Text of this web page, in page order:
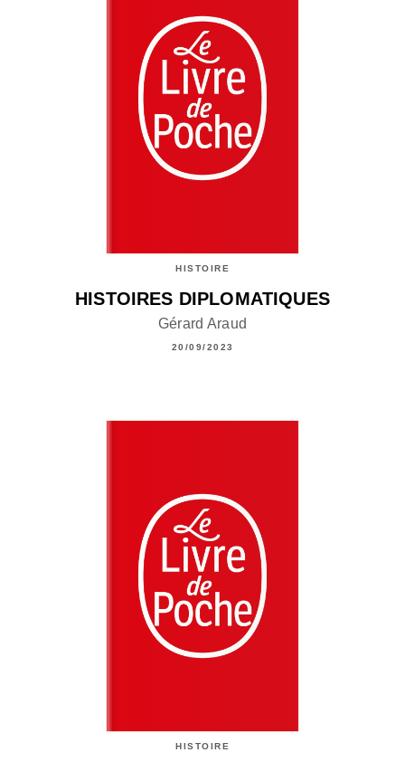
HISTOIRE
HISTOIRES DIPLOMATIQUES
Gérard Araud
20/09/2023
HISTOIRE